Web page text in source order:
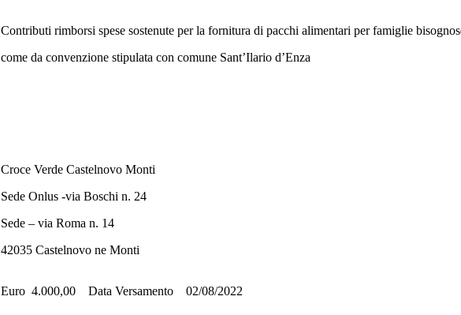
Contributi rimborsi spese sostenute per la fornitura di pacchi alimentari per famiglie
come da convenzione stipulata con comune Sant’Ilario d’Enza
Croce Verde Castelnovo Monti
Sede Onlus -via Boschi n. 24
Sede – via Roma n. 14
42035 Castelnovo ne Monti
Euro 4.000,00 Data Versamento 02/08/2022